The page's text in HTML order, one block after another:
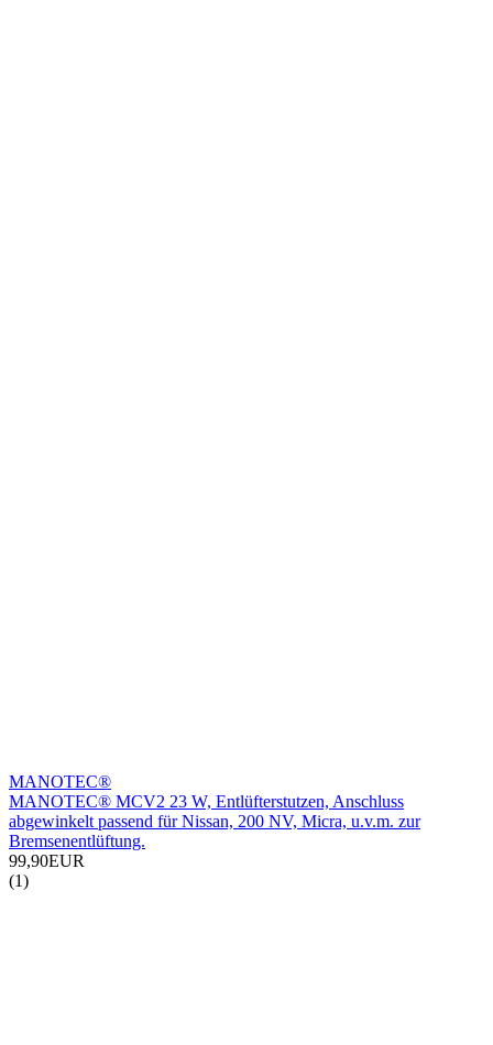
MANOTEC®
MANOTEC® MCV2 23 W, Entlüfterstutzen, Anschluss
abgewinkelt passend für Nissan, 200 NV, Micra, u.v.m. zur
Bremsenentlüftung.
99,90EUR
(1)